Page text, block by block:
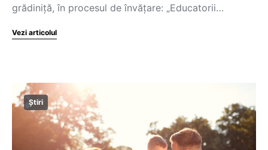
grădiniță, în procesul de învățare: „Educatorii…
Vezi articolul
Știri